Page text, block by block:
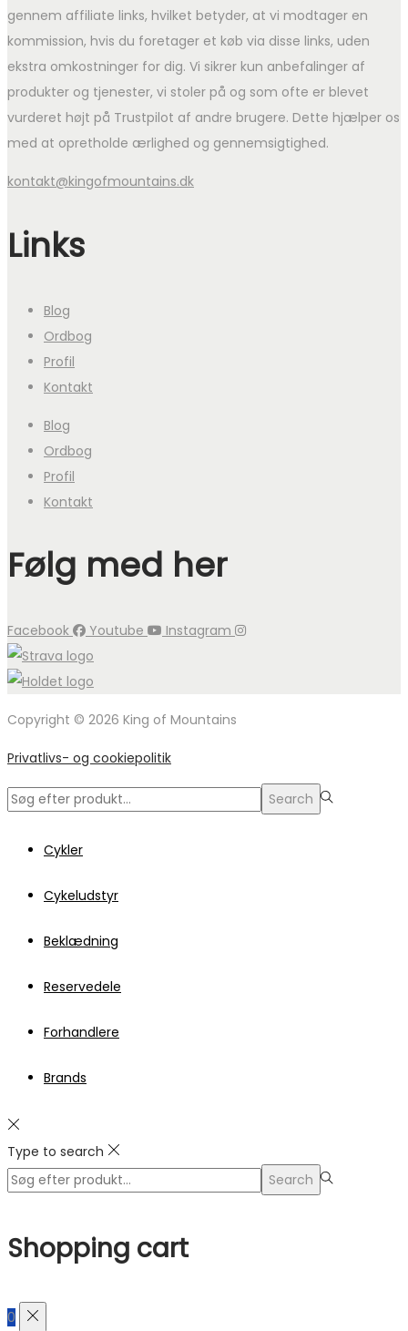
gennem affiliate links, hvilket betyder, at vi modtager en
kommission, hvis du foretager et køb via disse links, uden
ekstra omkostninger for dig. Vi sikrer kun anbefalinger af
produkter og tjenester, vi stoler på og som ofte er blevet
vurderet højt på Trustpilot af andre brugere. Dette hjælper os
med at opretholde ærlighed og gennemsigtighed.
kontakt@kingofmountains.dk
Links
Blog
Ordbog
Profil
Kontakt
Blog
Ordbog
Profil
Kontakt
Følg med her
Facebook Youtube Instagram
Copyright © 2026 King of Mountains
Privatlivs- og cookiepolitik
Search
Search
Cykler
Cykeludstyr
Beklædning
Reservedele
Forhandlere
Brands
Type to search
Search
Search
Shopping cart
0